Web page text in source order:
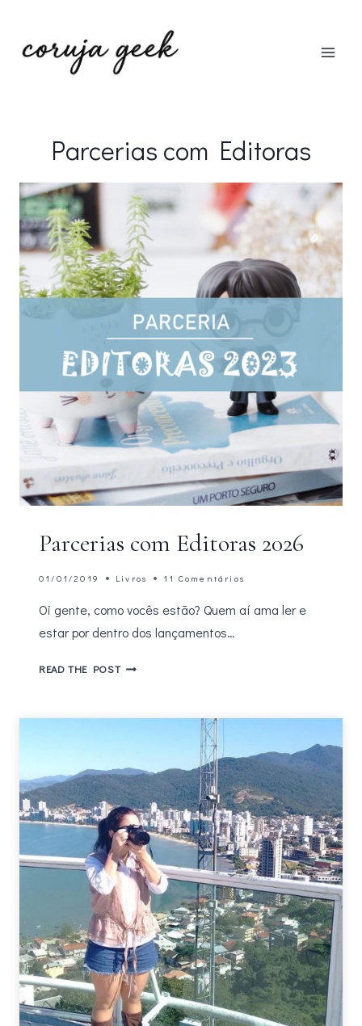
Parcerias com Editoras
Parcerias com Editoras 2026
01/01/2019 Livros 11 Comentários
Oi gente, como vocês estão? Quem aí ama ler e
estar por dentro dos lançamentos…
READ THE POSTPARCERIAS
2026